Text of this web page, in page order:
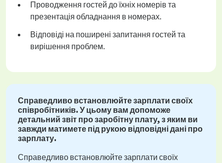
Проводження гостей до їхніх номерів та
презентація обладнання в номерах.
Відповіді на поширені запитання гостей та
вирішення проблем.
Справедливо встановлюйте зарплати своїх
співробітників. У цьому вам допоможе
детальний звіт про заробітну плату, з яким ви
завжди матимете під рукою відповідні дані про
зарплату.
Справедливо встановлюйте зарплати своїх